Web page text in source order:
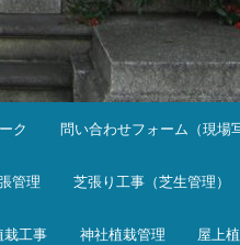
ク 問い合わせフォーム（現場
管理 芝張り工事（芝生管理）
工事 神社植栽管理 屋上